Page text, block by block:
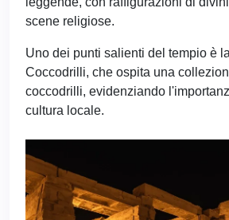
scene religiose.
Uno dei punti salienti del tempio è
Coccodrilli, che ospita una
coccodrilli, evidenziando
cultura locale.